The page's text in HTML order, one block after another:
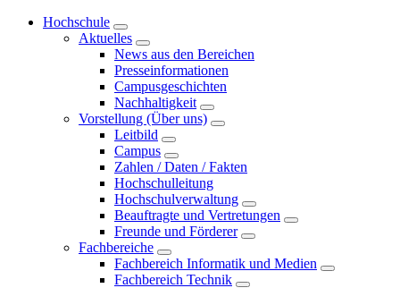
Hochschule
Aktuelles
News aus den Bereichen
Presseinformationen
Campusgeschichten
Nachhaltigkeit
Vorstellung (Über uns)
Leitbild
Campus
Zahlen / Daten / Fakten
Hochschulleitung
Hochschulverwaltung
Beauftragte und Vertretungen
Freunde und Förderer
Fachbereiche
Fachbereich Informatik und Medien
Fachbereich Technik